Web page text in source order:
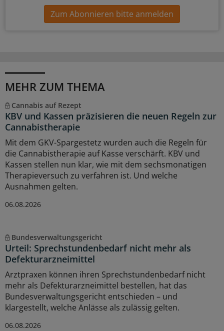
Zum Abonnieren bitte anmelden
MEHR ZUM THEMA
Cannabis auf Rezept
KBV und Kassen präzisieren die neuen Regeln zur
Cannabistherapie
Mit dem GKV-Spargestetz wurden auch die Regeln für
die Cannabistherapie auf Kasse verschärft. KBV und
Kassen stellen nun klar, wie mit dem sechsmonatigen
Therapieversuch zu verfahren ist. Und welche
Ausnahmen gelten.
06.08.2026
Bundesverwaltungsgericht
Urteil: Sprechstundenbedarf nicht mehr als
Defekturarzneimittel
Arztpraxen können ihren Sprechstundenbedarf nicht
mehr als Defekturarzneimittel bestellen, hat das
Bundesverwaltungsgericht entschieden – und
klargestellt, welche Anlässe als zulässig gelten.
06.08.2026